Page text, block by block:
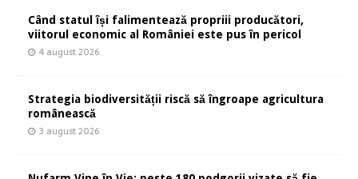
Când statul își falimentează propriii producători,
viitorul economic al României este pus în pericol
4 august 2026
Strategia biodiversității riscă să îngroape agricultura
românească
3 august 2026